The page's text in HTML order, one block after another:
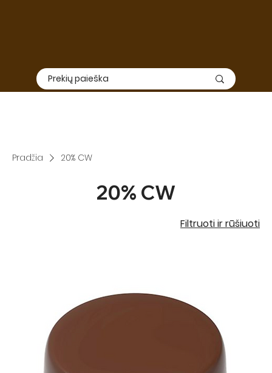
Pradžia 20% CW
20% CW
Filtruoti ir rūšiuoti